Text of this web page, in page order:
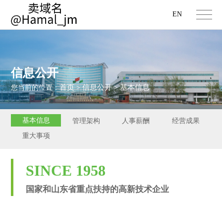
EN
信息公开
您当前的位置：首页>信息公开>基本信息
基本信息 管理架构 人事薪酬
经营成果
重大事项
SINCE 1958
国家和山东省重点扶持的高新技术企业